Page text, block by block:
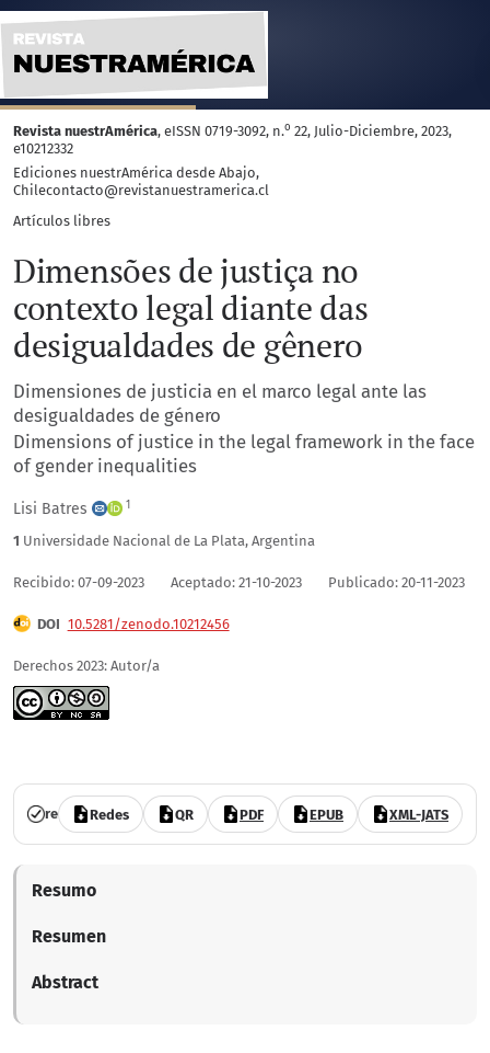
Dimensiones de justicia en el marco legal ante las
Revista nuestrAmérica, eISSN 0719-3092, n.o 22, Julio-Diciembre, 2023,
e10212332
Ediciones nuestrAmérica desde Abajo,
Chilecontacto@revistanuestramerica.cl
Artículos libres
Dimensões de justiça no
contexto legal diante das
desigualdades de gênero
Dimensiones de justicia en el marco legal ante las
desigualdades de género
Dimensions of justice in the legal framework in the face
of gender inequalities
Lisi Batres 1
1 Universidade Nacional de La Plata, Argentina
Recibido: 07-09-2023 Aceptado: 21-10-2023 Publicado: 20-11-2023
DOI 10.5281/zenodo.10212456
Derechos 2023: Autor/a
Núm. 22 (2023): Hacia los diez años de publicaciones en Revista
revisado por pares acceso abierto
Redes QR PDF EPUB XML-JATS
Resumo
Resumen
Abstract